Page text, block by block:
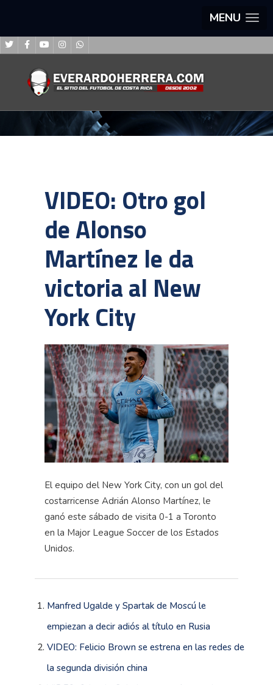
MENU
VIDEO: Otro gol
de Alonso
Martínez le da
victoria al New
York City
El equipo del New York City, con un gol del
costarricense Adrián Alonso Martínez, le
ganó este sábado de visita 0-1 a Toronto
en la Major League Soccer de los Estados
Unidos.
Manfred Ugalde y Spartak de Moscú le
empiezan a decir adiós al título en Rusia
VIDEO: Felicio Brown se estrena en las redes de
la segunda división china